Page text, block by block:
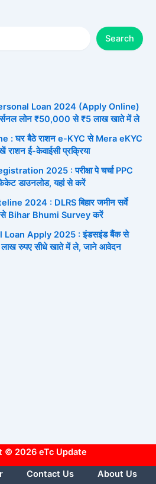
Search
Loan 2024 (Apply Online)
लोन ₹50,000 से ₹5 लाख खाते में ले
: घर बैठे राशन e-KYC से Mera eKYC
ई-केवाईसी प्रक्रिया
2025 : परीक्षा पे चर्चा PPC
डाउनलोड, यहां से करें
2024 : DLRS बिहार जमीन सर्वे
से Bihar Bhumi Survey करें
Loan Apply 2025 : इंडसइंड बैंक से
रुपए सीधे खाते में ले, जाने आवेदन
© 2026 eTc Update
Contact Us About Us